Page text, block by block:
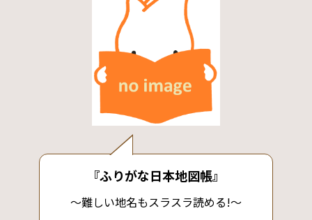
『ふりがな日本地図帳』
～難しい地名もスラスラ読める!～